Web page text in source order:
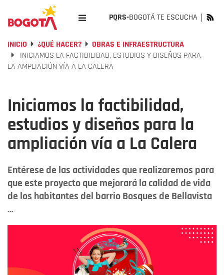
PQRS-BOGOTÁ TE ESCUCHA
INICIO ¿QUÉ HACER?
OBRAS E INFRAESTRUCTURA
INICIAMOS LA FACTIBILIDAD, ESTUDIOS Y DISEÑOS PARA
LA AMPLIACIÓN VÍA A LA CALERA
Iniciamos la factibilidad,
estudios y diseños para la
ampliación vía a La Calera
Entérese de las actividades que realizaremos para
que este proyecto que mejorará la calidad de vida
de los habitantes del barrio Bosques de Bellavista
...